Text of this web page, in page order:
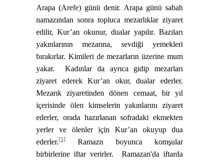
Arapa (Arefe) günü denir. Arapa günü sabah
namazından sonra topluca mezarlıklar ziyaret
edilir, Kur’an okunur, dualar yapılır. Bazıları
yakınlarının mezarına, sevdiği yemekleri
bırakırlar. Kimileri de mezarların üzerine mum
yakar.
Kadınlar da ayrıca gidip mezarları
ziyaret ederek Kur’an okur, dualar ederler.
Mezarık ziyaretinden dönen cemaat, bir yıl
içerisinde ölen kimselerin yakınlarını ziyaret
ederler, orada hazırlanan sofradaki ekmekten
yerler ve ölenler için Kur’an okuyup dua
ederler.[5]
Ramazn boyunca komşular
birbirlerine iftar verirler.
Ramazan'da iftarda